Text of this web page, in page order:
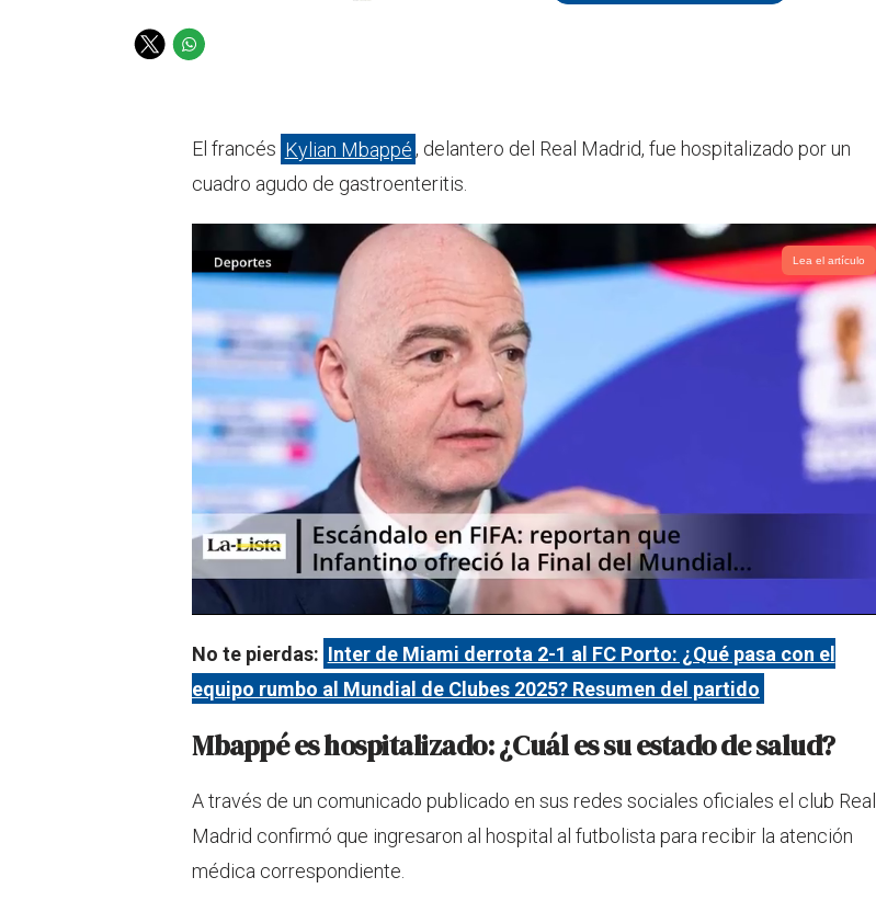
T
W
s
p
El francés Kylian Mbappé, delantero del Real Madrid, fue hospitalizado por un
cuadro agudo de gastroenteritis.
Lea el artículo
No te pierdas: Inter de Miami derrota 2-1 al FC Porto: ¿Qué pasa con el
equipo rumbo al Mundial de Clubes 2025? Resumen del partido
Mbappé es hospitalizado: ¿Cuál es su estado de salud?
A través de un comunicado publicado en sus redes sociales oficiales el club Real
Madrid confirmó que ingresaron al hospital al futbolista para recibir la atención
médica correspondiente.